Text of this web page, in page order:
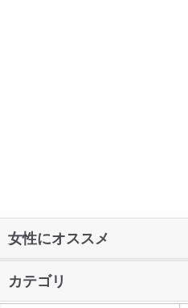
女性にオススメ
カテゴリ